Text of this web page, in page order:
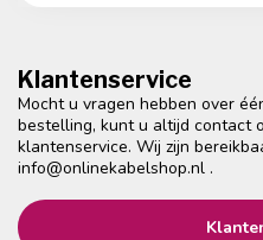
Klantenservice
Mocht u vragen hebben over
bestelling, kunt u altijd contact
klantenservice. Wij zijn
info@onlinekabelshop.nl .